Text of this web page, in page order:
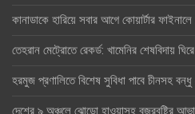
কানাডাকে হারিয়ে সবার আগে কোয়ার্টার
তেহরান মেট্রোতে রেকর্ড: খামেনির শেষবিদায়
হরমুজ প্রণালিতে বিশেষ সুবিধা পাবে চীনসহ
দেশের ৯ অঞ্চলে ঝোড়ো হাওয়াসহ বজ্রবৃষ্টির